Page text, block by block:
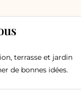
terrasse et jardin
de bonnes idées.